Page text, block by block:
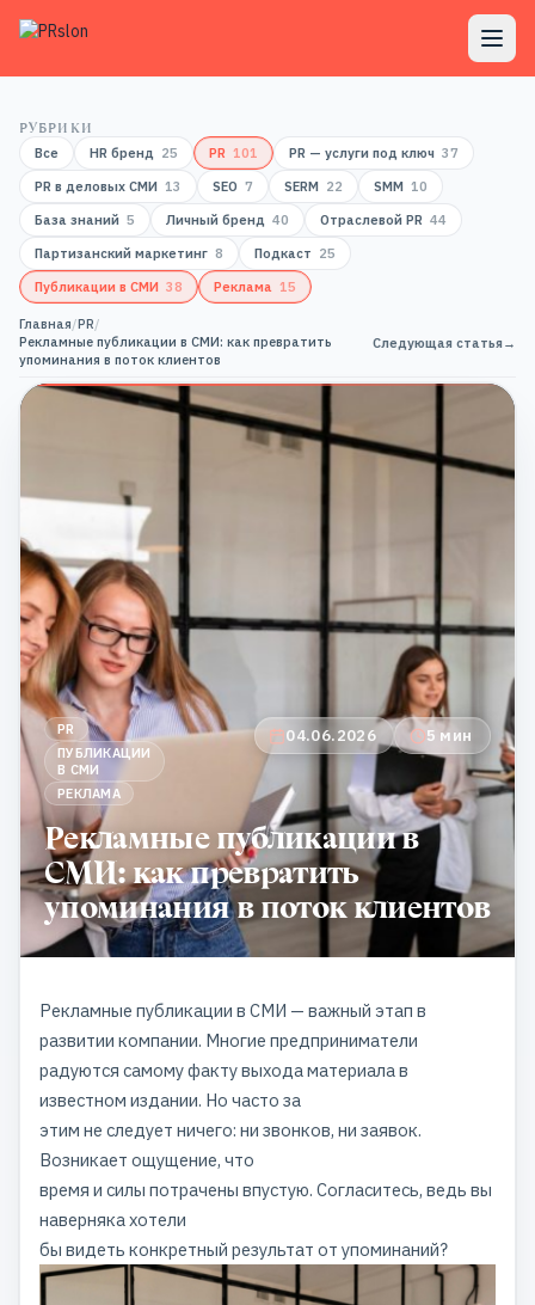
РУБРИКИ
Все
HR бренд 25 PR 101 PR — услуги под ключ 37
PR в деловых СМИ 13 SEO 7 SERM 22 SMM 10
База знаний 5 Личный бренд 40 Отраслевой PR 44
Партизанский маркетинг 8 Подкаст 25
Публикации в СМИ 38 Реклама 15
Главная/PR/
Рекламные публикации в СМИ: как превратить
упоминания в поток клиентов
Следующая статья→
PR
ПУБЛИКАЦИИ
В СМИ
РЕКЛАМА
04.06.2026 5 мин
Рекламные публикации в
СМИ: как превратить
упоминания в поток клиентов
Рекламные публикации в СМИ — важный этап в
развитии компании. Многие предприниматели
радуются самому факту выхода материала в
известном издании. Но часто за
этим не следует ничего: ни звонков, ни заявок.
Возникает ощущение, что
время и силы потрачены впустую. Согласитесь, ведь вы
наверняка хотели
бы видеть конкретный результат от упоминаний?